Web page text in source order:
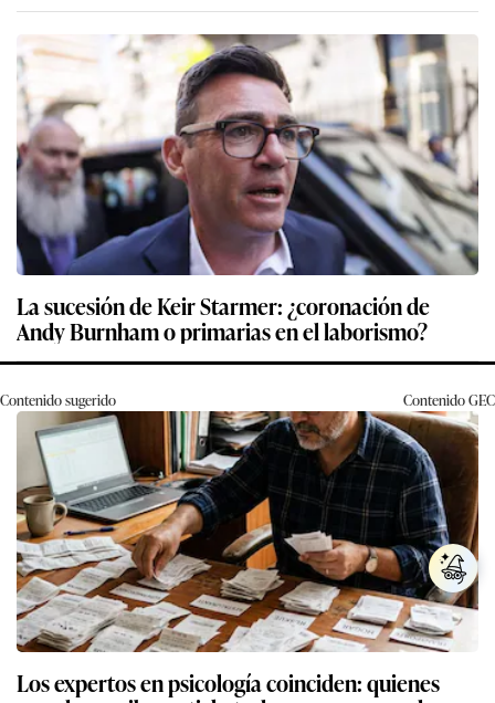
La sucesión de Keir Starmer: ¿coronación de
Andy Burnham o primarias en el laborismo?
Contenido sugerido ContenidoGEC
Los expertos en psicología coinciden: quienes